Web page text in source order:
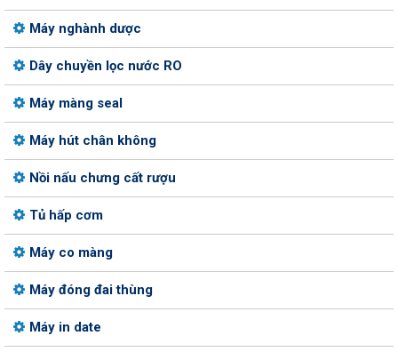
Máy nghành dược
Dây chuyền lọc nước RO
Máy màng seal
Máy hút chân không
Nồi nấu chưng cất rượu
Tủ hấp cơm
Máy co màng
Máy đóng đai thùng
Máy in date